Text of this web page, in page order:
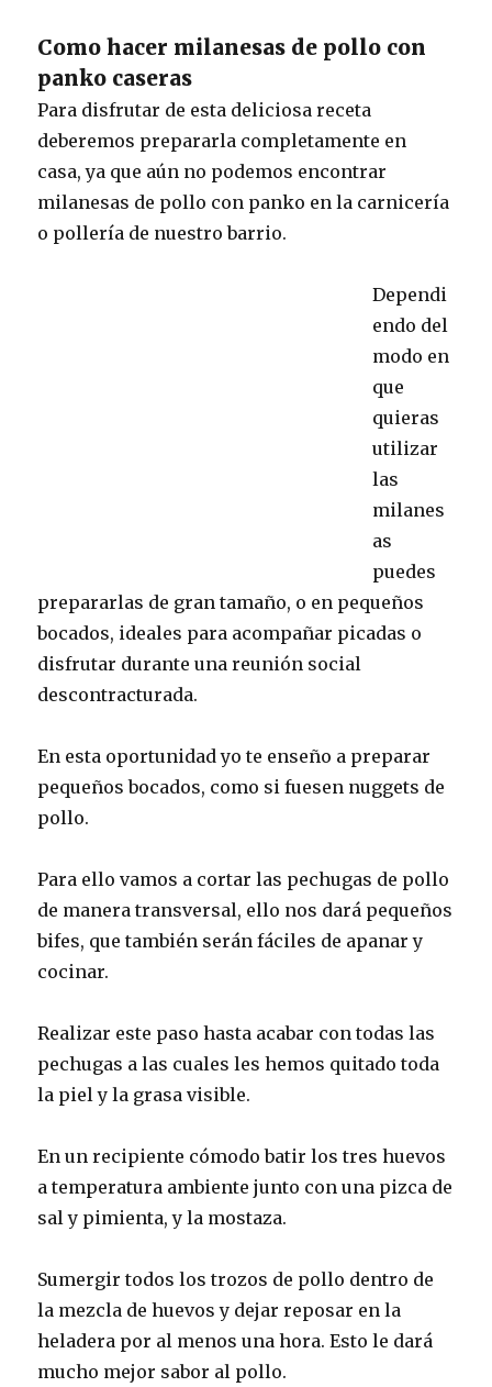
Como hacer milanesas de pollo con
panko caseras
Para disfrutar de esta deliciosa receta
deberemos prepararla completamente en
casa, ya que aún no podemos encontrar
milanesas de pollo con panko en la carnicería
o pollería de nuestro barrio.
Dependi
endo del
modo en
que
quieras
utilizar
las
milanes
as
puedes
prepararlas de gran tamaño, o en pequeños
bocados, ideales para acompañar picadas o
disfrutar durante una reunión social
descontracturada.
En esta oportunidad yo te enseño a preparar
pequeños bocados, como si fuesen nuggets de
pollo.
Para ello vamos a cortar las pechugas de pollo
de manera transversal, ello nos dará pequeños
bifes, que también serán fáciles de apanar y
cocinar.
Realizar este paso hasta acabar con todas las
pechugas a las cuales les hemos quitado toda
la piel y la grasa visible.
En un recipiente cómodo batir los tres huevos
a temperatura ambiente junto con una pizca de
sal y pimienta, y la mostaza.
Sumergir todos los trozos de pollo dentro de
la mezcla de huevos y dejar reposar en la
heladera por al menos una hora. Esto le dará
mucho mejor sabor al pollo.